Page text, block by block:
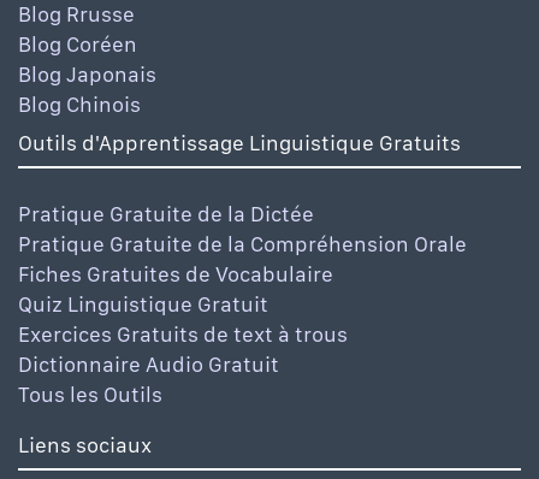
Blog Rrusse
Blog Coréen
Blog Japonais
Blog Chinois
Outils d'Apprentissage Linguistique Gratuits
Pratique Gratuite de la Dictée
Pratique Gratuite de la Compréhension Orale
Fiches Gratuites de Vocabulaire
Quiz Linguistique Gratuit
Exercices Gratuits de text à trous
Dictionnaire Audio Gratuit
Tous les Outils
Liens sociaux